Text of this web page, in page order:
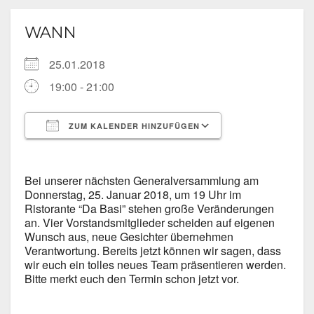
WANN
25.01.2018
19:00 - 21:00
ZUM KALENDER HINZUFÜGEN
Bei unserer nächsten Generalversammlung am
Donnerstag, 25. Januar 2018, um 19 Uhr im
Ristorante “Da Basi” stehen große Veränderungen
an. Vier Vorstandsmitglieder scheiden auf eigenen
Wunsch aus, neue Gesichter übernehmen
Verantwortung. Bereits jetzt können wir sagen, dass
wir euch ein tolles neues Team präsentieren werden.
Bitte merkt euch den Termin schon jetzt vor.